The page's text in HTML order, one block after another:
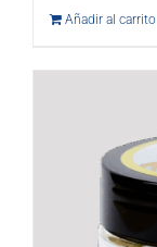
Añadir al carrito